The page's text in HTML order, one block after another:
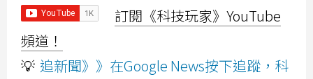
訂閱《科技玩家》YouTube
頻道！
💡 追新聞》》在Google News按下追蹤，科